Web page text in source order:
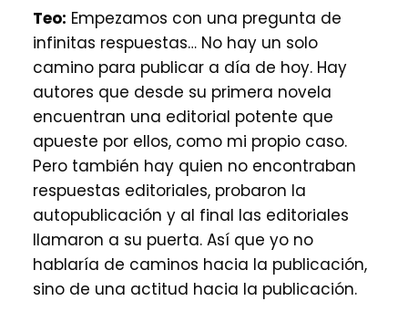
Teo: Empezamos con una pregunta de
infinitas respuestas… No hay un solo
camino para publicar a día de hoy. Hay
autores que desde su primera novela
encuentran una editorial potente que
apueste por ellos, como mi propio caso.
Pero también hay quien no encontraban
respuestas editoriales, probaron la
autopublicación y al final las editoriales
llamaron a su puerta. Así que yo no
hablaría de caminos hacia la publicación,
sino de una actitud hacia la publicación.